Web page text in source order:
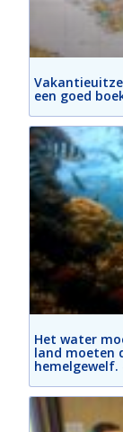
een goed
Het water
land moeten
hemelgewelf.